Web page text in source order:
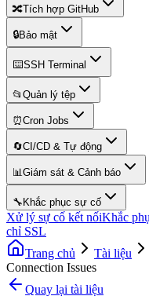
🔀Tích hợp GitHub
🔒Bảo mật
⌨️SSH Terminal
📂 Quản lý tệp
⏰Cron Jobs
🔄CI/CD & Tự động
📊Giám sát & Cảnh báo
🔧 Khắc phục sự cố
Xử lý sự cố kết nốiKhắc
chỉ SSL
Trang chủ
Tài liệu
Connection Issues
Quay lại tài liệu